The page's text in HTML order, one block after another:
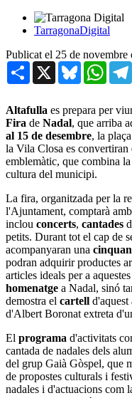
TarragonaDigital
Publicat el 25 de novembre
Share X Bluesky
Altafulla es prepara per
Fira de Nadal, que arriba
al 15 de desembre, la
la Vila Closa es convertiran
emblemàtic, que combina
cultura del municipi.
La fira, organitzada per la
l'Ajuntament, comptarà
inclou concerts, cantades
petits. Durant tot el cap de
acompanyaran una
podran adquirir productes
articles ideals per a
homenatge a Nadal, sinó
demostra el cartell d'aquest
d'Albert Boronat extreta
El programa d'activitats
cantada de nadales dels
del grup Gaià Gòspel, que
de propostes culturals i
nadales i d'actuacions com